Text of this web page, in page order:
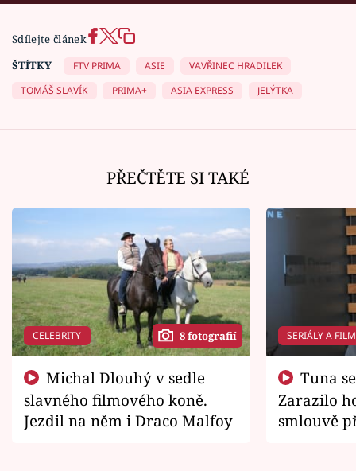
Sdílejte článek
ŠTÍTKY
FTV PRIMA ASIE
VAVŘINEC HRADILEK
TOMÁŠ SLAVÍK
PRIMA+ ASIA EXPRESS JELÝTKA
PŘEČTĚTE SI TAKÉ
CELEBRITY 8 fotografií
slavného filmového koně.
Jezdil na něm i Draco Malfoy
SERIÁLY A
Zarazilo
smlouvě